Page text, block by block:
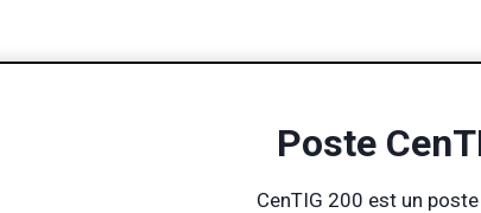
Poste
CenTIG 200 est un